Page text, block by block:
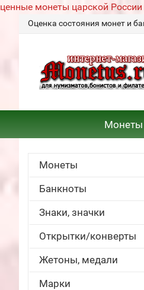
ценные монеты царской России
Оценка состояния монет и
Монеты
Монеты
Банкноты
Знаки, значки
Открытки/конверты
Жетоны, медали
Марки